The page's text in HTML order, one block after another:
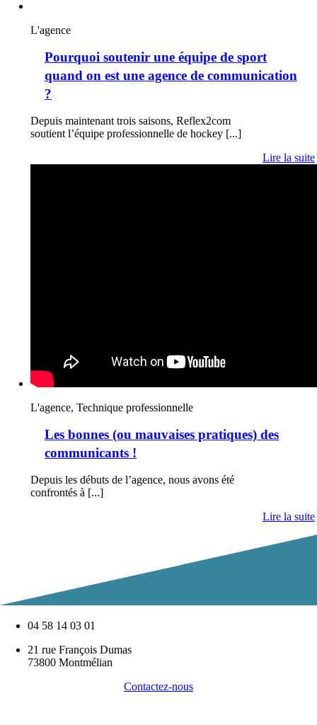
L'agence
Pourquoi soutenir une équipe de sport
quand on est une agence de communication
?
Depuis maintenant trois saisons, Reflex2com
soutient l’équipe professionnelle de hockey [...]
Lire la suite
L'agence, Technique professionnelle
Les bonnes (ou mauvaises pratiques) des
communicants !
Depuis les débuts de l’agence, nous avons été
confrontés à [...]
Lire la suite
04 58 14 03 01
21 rue François Dumas
73800 Montmélian
Contactez-nous